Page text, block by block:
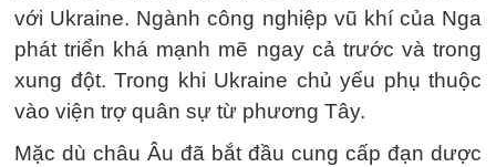
với Ukraine. Ngành công nghiệp vũ khí của Nga
phát triển khá mạnh mẽ ngay cả trước và trong
xung đột. Trong khi Ukraine chủ yếu phụ thuộc
vào viện trợ quân sự từ phương Tây.
Mặc dù châu Âu đã bắt đầu cung cấp đạn dược